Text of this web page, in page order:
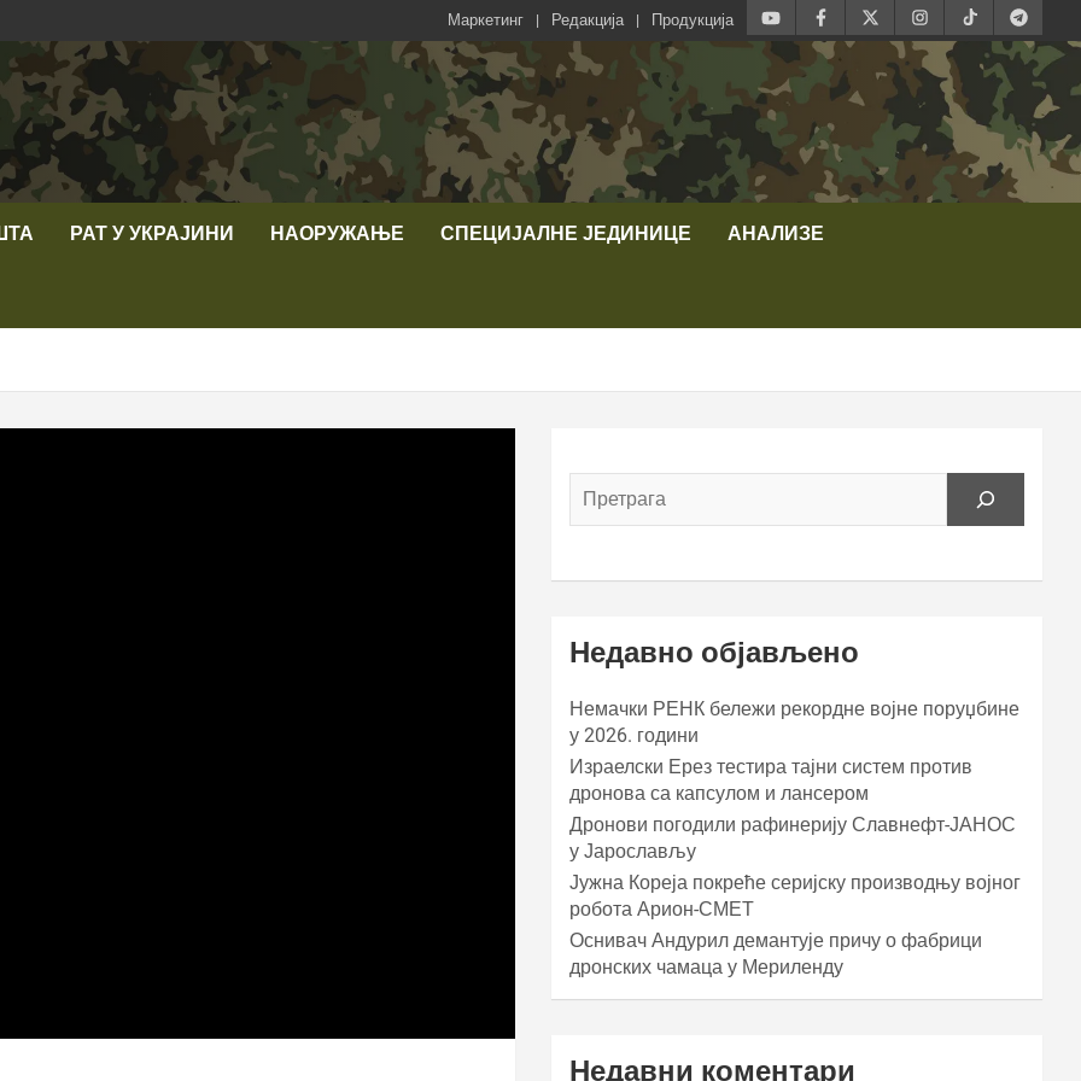
Маркетинг Редакција Продукција
РАТ У УКРАЈИНИ НАОРУЖАЊЕ СПЕЦИЈАЛНЕ ЈЕДИНИЦЕ АНАЛИЗЕ
Недавно објављено
Немачки РЕНК бележи рекордне војне поруџбине
у 2026. години
Израелски Ерез тестира тајни систем против
дронова са капсулом и лансером
Дронови погодили рафинерију Славнефт-ЈАНОС
у Јарослављу
Јужна Кореја покреће серијску производњу војног
робота Арион-СМЕТ
Оснивач Андурил демантује причу о фабрици
дронских чамаца у Мериленду
Недавни коментари